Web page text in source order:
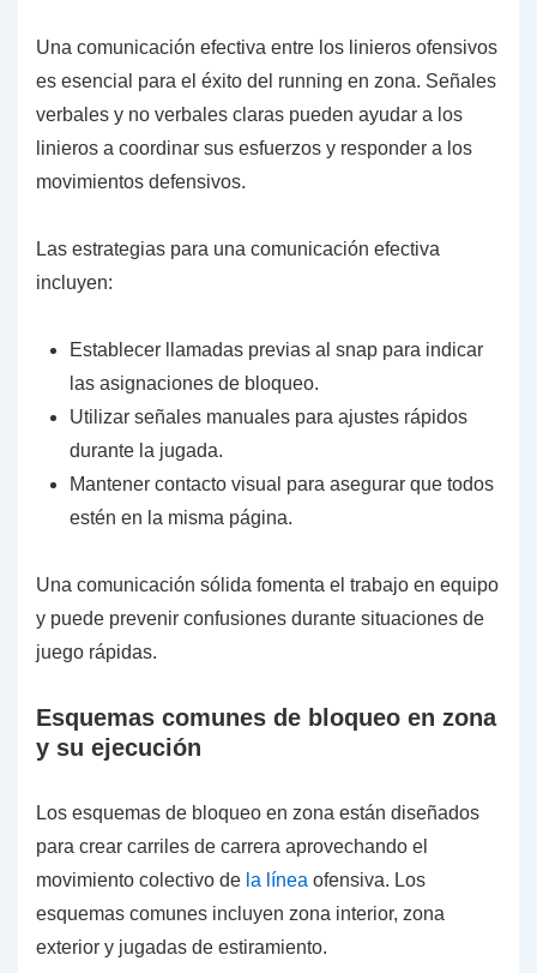
Una comunicación efectiva entre los linieros ofensivos
es esencial para el éxito del running en zona. Señales
verbales y no verbales claras pueden ayudar a los
linieros a coordinar sus esfuerzos y responder a los
movimientos defensivos.
Las estrategias para una comunicación efectiva
incluyen:
Establecer llamadas previas al snap para indicar
las asignaciones de bloqueo.
Utilizar señales manuales para ajustes rápidos
durante la jugada.
Mantener contacto visual para asegurar que todos
estén en la misma página.
Una comunicación sólida fomenta el trabajo en equipo
y puede prevenir confusiones durante situaciones de
juego rápidas.
Esquemas comunes de bloqueo en zona
y su ejecución
Los esquemas de bloqueo en zona están diseñados
para crear carriles de carrera aprovechando el
movimiento colectivo de la línea ofensiva. Los
esquemas comunes incluyen zona interior, zona
exterior y jugadas de estiramiento.